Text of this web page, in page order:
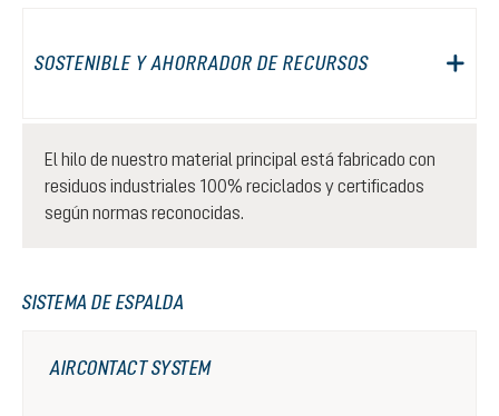
SOSTENIBLE Y AHORRADOR DE RECURSOS
El hilo de nuestro material principal está fabricado con
residuos industriales 100% reciclados y certificados
según normas reconocidas.
SISTEMA DE ESPALDA
AIRCONTACT SYSTEM